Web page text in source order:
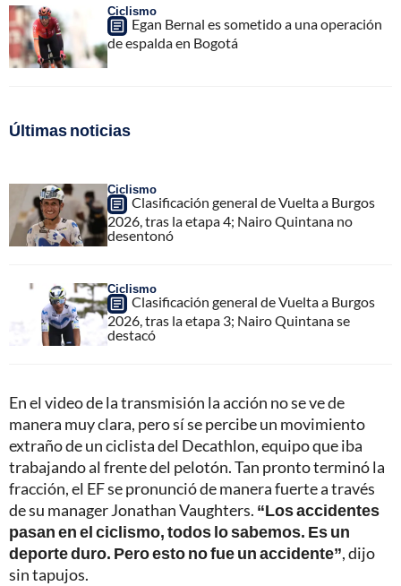
Ciclismo
Egan Bernal es sometido a una operación
de espalda en Bogotá
Últimas noticias
Ciclismo
Clasificación general de Vuelta a Burgos
2026, tras la etapa 4; Nairo Quintana no
desentonó
Ciclismo
Clasificación general de Vuelta a Burgos
2026, tras la etapa 3; Nairo Quintana se
destacó
En el video de la transmisión la acción no se ve de
manera muy clara, pero sí se percibe un movimiento
extraño de un ciclista del Decathlon, equipo que iba
trabajando al frente del pelotón. Tan pronto terminó la
fracción, el EF se pronunció de manera fuerte a través
de su manager Jonathan Vaughters. “Los accidentes
pasan en el ciclismo, todos lo sabemos. Es un
deporte duro. Pero esto no fue un accidente”, dijo
sin tapujos.